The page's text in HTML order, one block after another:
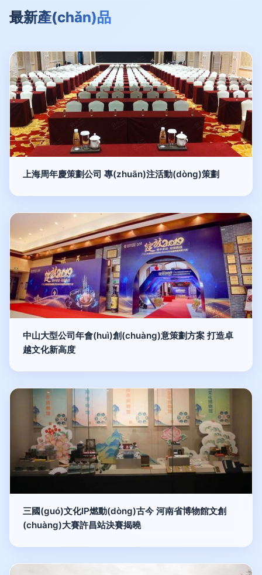
最新產(chǎn)品
上海周年慶策劃公司 專(zhuān)注活動(dòng)策劃
中山大型公司年會(huì)創(chuàng)意策劃方案 打造卓
越文化新高度
三國(guó)文化IP燃動(dòng)古今 河南省博物館文創
(chuàng)大賽許昌站決賽揭曉